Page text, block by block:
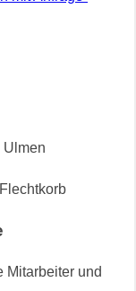
Mitarbeiter und